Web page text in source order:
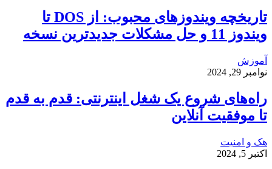
تاریخچه ویندوزهای محبوب: از DOS تا
ویندوز 11 و حل مشکلات جدیدترین نسخه
آموزش
نوامبر 29, 2024
راه‌های شروع یک شغل اینترنتی: قدم به قدم
تا موفقیت آنلاین
هک و امنیت
اکتبر 5, 2024